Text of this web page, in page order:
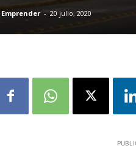
- 20 julio, 2020